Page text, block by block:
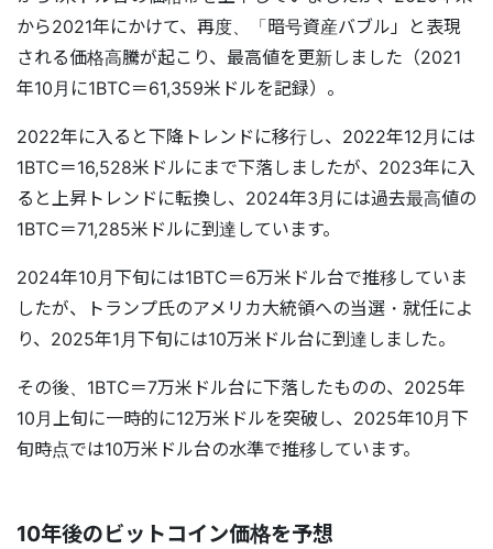
から2021年にかけて、再度、「暗号資産バブル」と表現
される価格高騰が起こり、最高値を更新しました（2021
年10月に1BTC＝61,359米ドルを記録）。
2022年に入ると下降トレンドに移行し、2022年12月には
1BTC＝16,528米ドルにまで下落しましたが、2023年に入
ると上昇トレンドに転換し、2024年3月には過去最高値の
1BTC＝71,285米ドルに到達しています。
2024年10月下旬には1BTC＝6万米ドル台で推移していま
したが、トランプ氏のアメリカ大統領への当選・就任によ
り、2025年1月下旬には10万米ドル台に到達しました。
その後、1BTC＝7万米ドル台に下落したものの、2025年
10月上旬に一時的に12万米ドルを突破し、2025年10月下
旬時点では10万米ドル台の水準で推移しています。
10年後のビットコイン価格を予想